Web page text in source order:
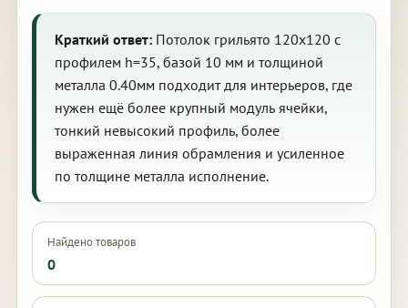
Краткий ответ:Потолок грильято 120х120 с
профилем h=35, базой 10 мм и толщиной
металла 0.40мм подходит для интерьеров, где
нужен ещё более крупный модуль ячейки,
тонкий невысокий профиль, более
выраженная линия обрамления и усиленное
по толщине металла исполнение.
Найдено товаров
0